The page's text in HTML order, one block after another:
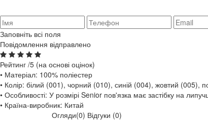
Заповніть всі поля
Повідомлення відправлено
Рейтинг /5 (на основі оцінок)
• Матеріал: 100% поліестер
• Колір: білий (001), чорний (010), синій (004), жовтий
• Особливості: У розмірі Senior пов'язка має застібку на
• Країна-виробник: Китай
Огляди(0) Відгуки (0)